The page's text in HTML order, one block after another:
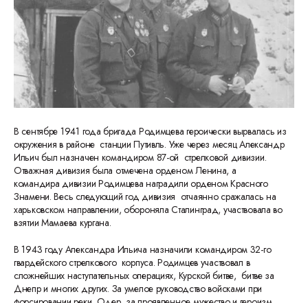
В сентябре 1941 года бригада Родимцева героически вырвалась из
окружения в районе станции Путивль. Уже через месяц Александр
Ильич был назначен командиром 87-ой стрелковой дивизии.
Отважная дивизия была отмечена орденом Ленина, а
командира дивизии Родимцева наградили орденом Красного
Знамени. Весь следующий год дивизия отчаянно сражалась на
харьковском направлении, обороняла Сталинград, участвовала во
взятии Мамаева кургана.
В 1943 году Александра Ильича назначили командиром 32-го
гвардейского стрелкового корпуса. Родимцев участвовал в
сложнейших наступательных операциях, Курской битве, битве за
Днепр и многих других. За умелое руководство войсками при